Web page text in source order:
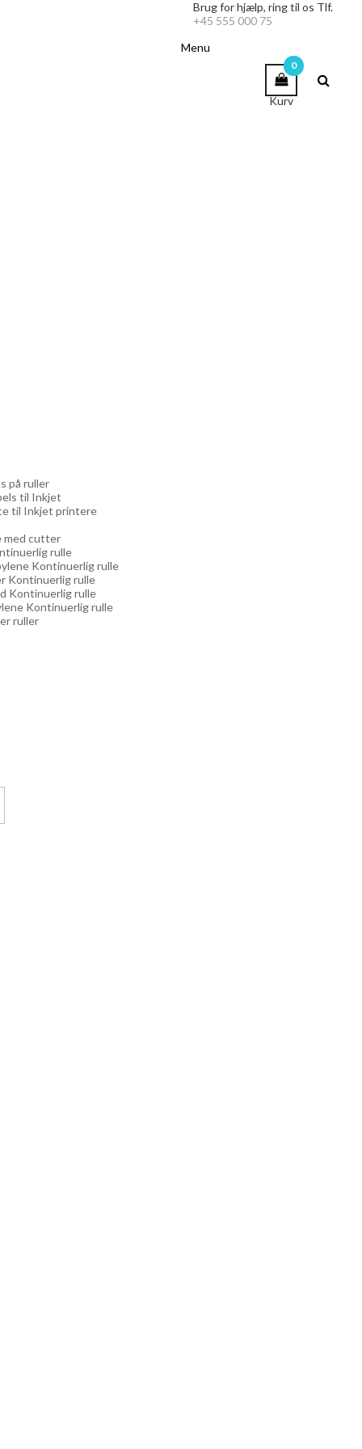
Brug for hjælp, ring til os Tlf.
+45 555 000 75
0
Kurv
Menu
på ruller
til Inkjet
til Inkjet printere
med cutter
rulle
Kontinuerlig rulle
Kontinuerlig rulle
Kontinuerlig rulle
Kontinuerlig rulle
ruller